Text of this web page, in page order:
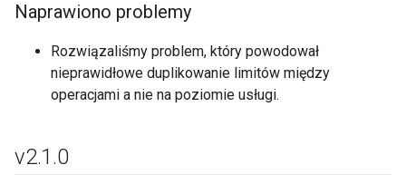
Naprawiono problemy
Rozwiązaliśmy problem, który powodował
nieprawidłowe duplikowanie limitów między
operacjami a nie na poziomie usługi.
v2.1.0